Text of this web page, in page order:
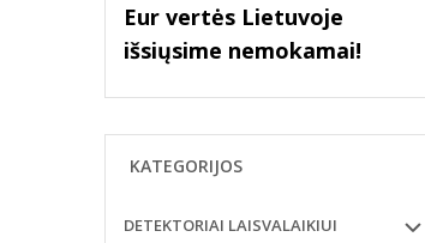
Eur vertės Lietuvoje
išsiųsime nemokamai!
KATEGORIJOS
DETEKTORIAI LAISVALAIKIUI